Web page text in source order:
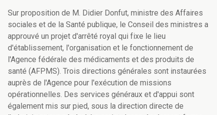
Sur proposition de M. Didier Donfut, ministre des Affaires
sociales et de la Santé publique, le Conseil des ministres a
approuvé un projet d'arrêté royal qui fixe le lieu
d'établissement, l'organisation et le fonctionnement de
l'Agence fédérale des médicaments et des produits de
santé (AFPMS). Trois directions générales sont instaurées
auprès de l'Agence pour l'exécution de missions
opérationnelles. Des services généraux et d'appui sont
également mis sur pied, sous la direction directe de